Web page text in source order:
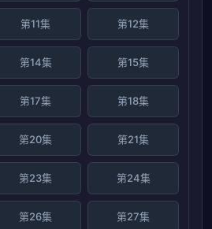
第11集 第12集
第14集 第15集
第17集 第18集
第20集 第21集
第23集 第24集
第26集 第27集